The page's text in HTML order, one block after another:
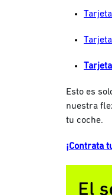
Esto es
nuestra
tu coche.
¡Contrata